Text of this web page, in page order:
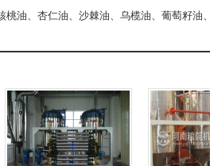
桃油、杏仁油、沙棘油、乌榄油、葡萄籽油